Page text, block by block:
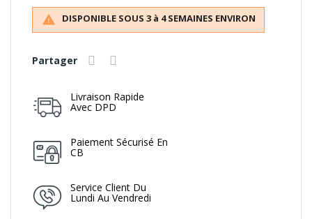
 DISPONIBLE SOUS 3 à 4 SEMAINES ENVIRON
Partager
Livraison Rapide
Avec DPD
Paiement Sécurisé En
CB
Service Client Du
Lundi Au Vendredi